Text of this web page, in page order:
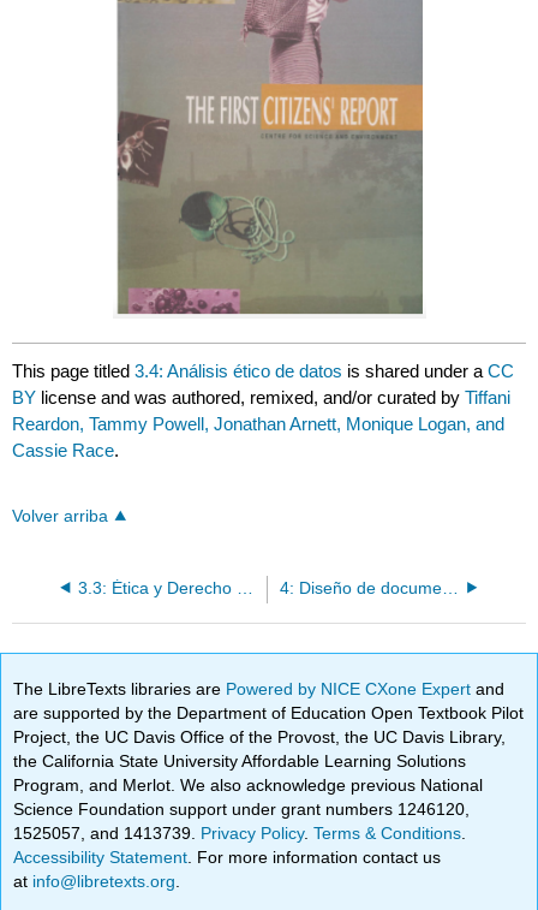
This page titled3.4: Análisis ético de datos is shared under aCC
BY license and was authored, remixed, and/or curated byTiffani
Reardon, Tammy Powell, Jonathan Arnett, Monique Logan, and
Cassie Race.
Volver arriba
4: Diseño de documentos
The LibreTexts libraries are Powered by NICE CXone Expertand
are supported by the Department of Education Open Textbook Pilot
Project, the UC Davis Office of the Provost, the UC Davis Library,
the California State University Affordable Learning Solutions
Program, and Merlot. We also acknowledge previous National
Science Foundation support under grant numbers 1246120,
1525057, and 1413739. Privacy Policy.Terms & Conditions
Accessibility Statement . For more information contact us
at info@libretexts.org